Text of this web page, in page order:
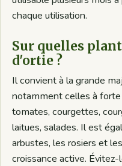
chaque utilisation.
Sur quelles
d'ortie ?
Il convient à la grande
notamment celles à
tomates, courgettes,
laitues, salades. Il est
arbustes, les rosiers et
croissance active.